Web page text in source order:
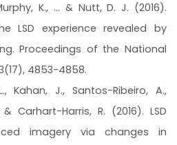
K., ... & Nutt, D. J. (2016).
LSD experience revealed by
Proceedings of the National
4853-4858.
Kahan, J., Santos-Ribeiro, A.,
Carhart-Harris, R. (2016). LSD
imagery via changes in